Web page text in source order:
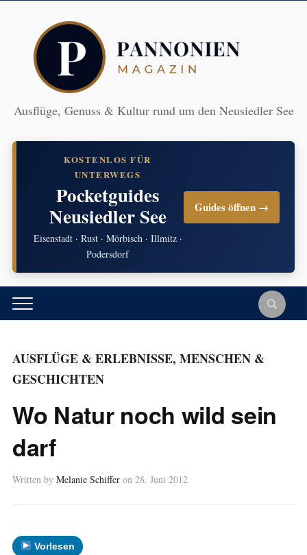
Ausflüge, Genuss & Kultur rund um den Neusiedler See
KOSTENLOS FÜR
UNTERWEGS
Pocketguides
Neusiedler See
Eisenstadt · Rust · Mörbisch · Illmitz ·
Podersdorf
Guides öffnen →
AUSFLÜGE & ERLEBNISSE, MENSCHEN &
GESCHICHTEN
Wo Natur noch wild sein
darf
Written by Melanie Schiffer on 28. Juni 2012
Vorlesen